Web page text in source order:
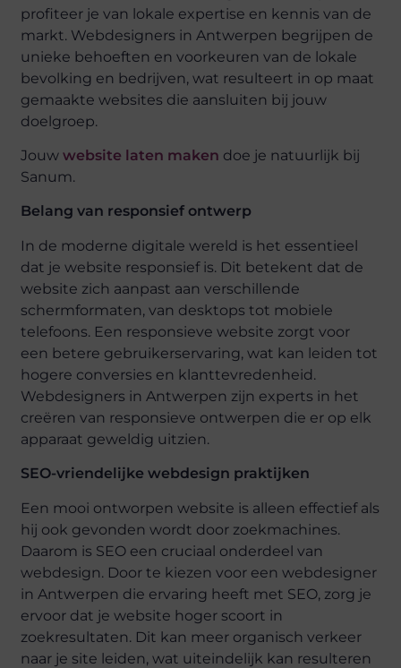
profiteer je van lokale expertise en kennis van de
markt. Webdesigners in Antwerpen begrijpen de
unieke behoeften en voorkeuren van de lokale
bevolking en bedrijven, wat resulteert in op maat
gemaakte websites die aansluiten bij jouw
doelgroep.
Jouwwebsite laten maken doe je natuurlijk bij
Sanum.
Belang van responsief ontwerp
In de moderne digitale wereld is het essentieel
dat je website responsief is. Dit betekent dat de
website zich aanpast aan verschillende
schermformaten, van desktops tot mobiele
telefoons. Een responsieve website zorgt voor
een betere gebruikerservaring, wat kan leiden tot
hogere conversies en klanttevredenheid.
Webdesigners in Antwerpen zijn experts in het
creëren van responsieve ontwerpen die er op elk
apparaat geweldig uitzien.
SEO-vriendelijke webdesign praktijken
Een mooi ontworpen website is alleen effectief als
hij ook gevonden wordt door zoekmachines.
Daarom is SEO een cruciaal onderdeel van
webdesign. Door te kiezen voor een webdesigner
in Antwerpen die ervaring heeft met SEO, zorg je
ervoor dat je website hoger scoort in
zoekresultaten. Dit kan meer organisch verkeer
naar je site leiden, wat uiteindelijk kan resulteren